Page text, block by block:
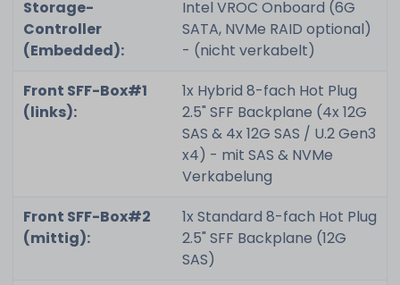
Storage-
Controller
(Embedded):
Intel VROC Onboard (6G
SATA, NVMe RAID optional)
- (nicht verkabelt)
Front SFF-Box#1
(links):
1x Hybrid 8-fach Hot Plug
2.5" SFF Backplane (4x 12G
SAS & 4x 12G SAS / U.2 Gen3
x4) - mit SAS & NVMe
Verkabelung
Front SFF-Box#2
(mittig):
1x Standard 8-fach Hot Plug
2.5" SFF Backplane (12G
SAS)